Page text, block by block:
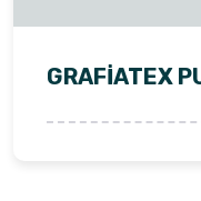
GRAFİATEX